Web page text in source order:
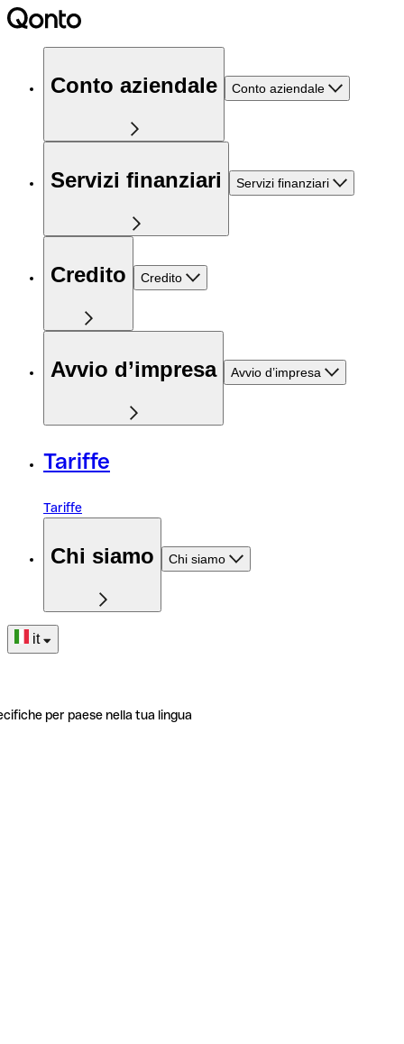
Conto aziendale Conto aziendale
Servizi finanziari Servizi finanziari
Credito Credito
Avvio d’impresa Avvio d’impresa
Tariffe
Tariffe
Chi siamo Chi siamo
it
per paese nella tua lingua